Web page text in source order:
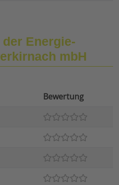
Energie-
mbH
Bewertung